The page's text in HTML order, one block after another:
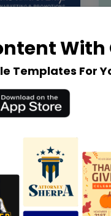
With
Templates For